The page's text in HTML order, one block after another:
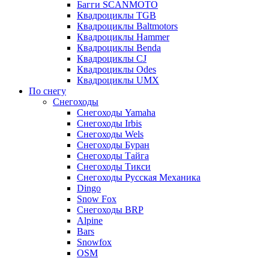
Багги SCANMOTO
Квадроциклы TGB
Квадроциклы Baltmotors
Квадроциклы Hammer
Квадроциклы Benda
Квадроциклы CJ
Квадроциклы Odes
Квадроциклы UMX
По снегу
Снегоходы
Снегоходы Yamaha
Снегоходы Irbis
Снегоходы Wels
Снегоходы Буран
Снегоходы Тайга
Снегоходы Тикси
Снегоходы Русская Механика
Dingo
Snow Fox
Снегоходы BRP
Alpine
Bars
Snowfox
OSM